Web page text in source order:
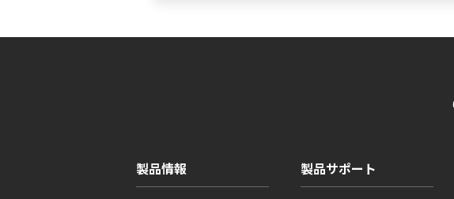
製品情報 製品サポート